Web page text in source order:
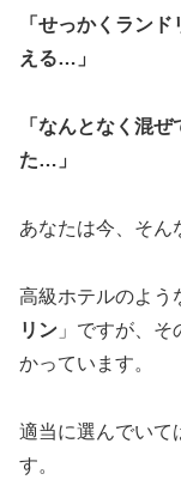
「せっかくラン
える…」
「なんとなく混
た…」
あなたは今、そん
高級ホテルのよう
リン 」ですが、そ
かっています。
適当に選んでいて
す。